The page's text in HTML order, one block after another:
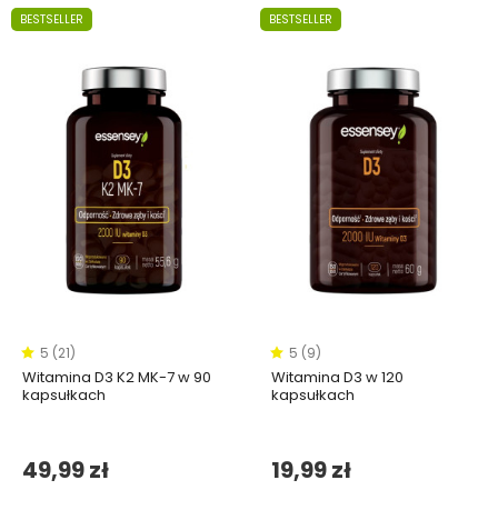
BESTSELLER
5 (21)
Witamina D3 K2 MK-7 w 90
kapsułkach
49,99 zł
BESTSELLER
5 (9)
Witamina D3 w 120
kapsułkach
19,99 zł